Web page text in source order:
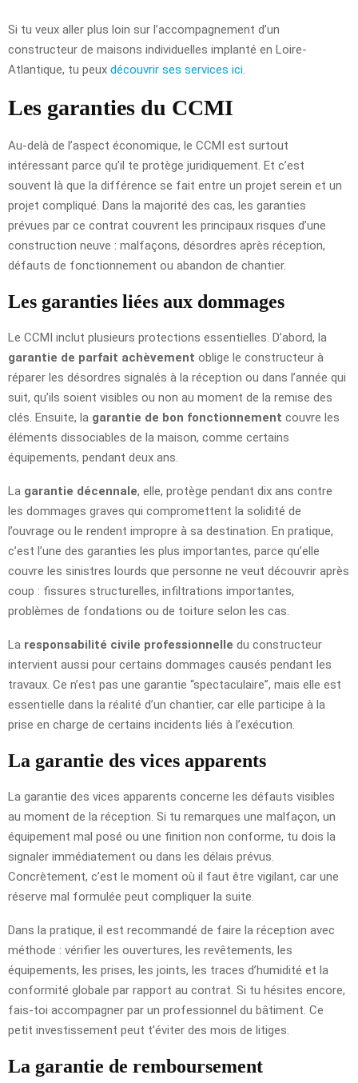
Si tu veux aller plus loin sur l’accompagnement d’un
constructeur de maisons individuelles implanté en Loire-
Atlantique, tu peux découvrir ses services ici
Les garanties du CCMI
Au-delà de l’aspect économique, le CCMI est surtout
intéressant parce qu’il te protège juridiquement. Et c’est
souvent là que la différence se fait entre un projet serein et un
projet compliqué. Dans la majorité des cas, les garanties
prévues par ce contrat couvrent les principaux risques d’une
construction neuve : malfaçons, désordres après réception,
défauts de fonctionnement ou abandon de chantier.
Les garanties liées aux dommages
Le CCMI inclut plusieurs protections essentielles. D’abord, la
garantie de parfait achèvement oblige le constructeur à
réparer les désordres signalés à la réception ou dans l’année qui
suit, qu’ils soient visibles ou non au moment de la remise des
clés. Ensuite, la garantie de bon fonctionnement couvre les
éléments dissociables de la maison, comme certains
équipements, pendant deux ans.
La garantie décennale, elle, protège pendant dix ans contre
les dommages graves qui compromettent la solidité de
l’ouvrage ou le rendent impropre à sa destination. En pratique,
c’est l’une des garanties les plus importantes, parce qu’elle
couvre les sinistres lourds que personne ne veut découvrir après
coup : fissures structurelles, infiltrations importantes,
problèmes de fondations ou de toiture selon les cas.
La responsabilité civile professionnelle du constructeur
intervient aussi pour certains dommages causés pendant les
travaux. Ce n’est pas une garantie “spectaculaire”, mais elle est
essentielle dans la réalité d’un chantier, car elle participe à la
prise en charge de certains incidents liés à l’exécution.
La garantie des vices apparents
La garantie des vices apparents concerne les défauts visibles
au moment de la réception. Si tu remarques une malfaçon, un
équipement mal posé ou une finition non conforme, tu dois la
signaler immédiatement ou dans les délais prévus.
Concrètement, c’est le moment où il faut être vigilant, car une
réserve mal formulée peut compliquer la suite.
Dans la pratique, il est recommandé de faire la réception avec
méthode : vérifier les ouvertures, les revêtements, les
équipements, les prises, les joints, les traces d’humidité et la
conformité globale par rapport au contrat. Si tu hésites encore,
fais-toi accompagner par un professionnel du bâtiment. Ce
petit investissement peut t’éviter des mois de litiges.
La garantie de remboursement